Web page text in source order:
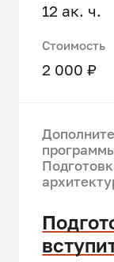
12 ак. ч.
Стоимость
2 000 ₽